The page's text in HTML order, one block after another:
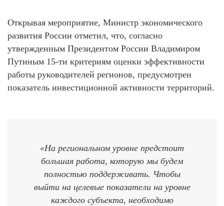
Открывая мероприятие, Министр экономического
развития России отметил, что, согласно
утвержденным Президентом России Владимиром
Путиным 15-ти критериям оценки эффективности
работы руководителей регионов, предусмотрен
показатель инвестиционной активности территорий.
«На региональном уровне предстоит
большая работа, которую мы будем
полностью поддерживать. Чтобы
выйти на целевые показатели на уровне
каждого субъекта, необходимо